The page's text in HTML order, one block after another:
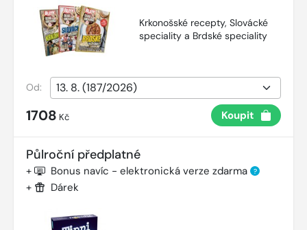
Krkonošské recepty, Slovácké
speciality a Brdské speciality
Od:
1708 Kč Koupit
Půlroční předplatné
+ Bonus navíc - elektronická verze zdarma ?
+ Dárek